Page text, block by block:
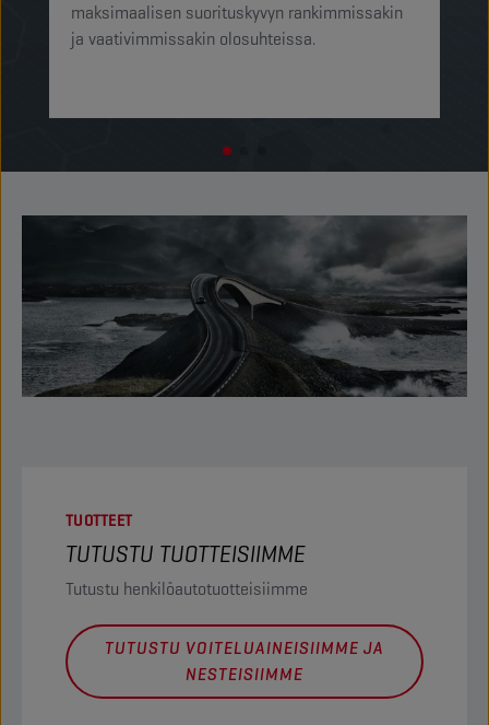
maksimaalisen suorituskyvyn rankimmissakin
ja vaativimmissakin olosuhteissa.
TUOTTEET
TUTUSTU TUOTTEISIIMME
Tutustu henkilöautotuotteisiimme
TUTUSTU VOITELUAINEISIIMME JA
NESTEISIIMME